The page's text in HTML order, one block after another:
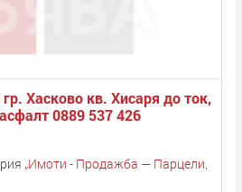
Хасково кв. Хисаря до ток,
0889 537 426
„Имоти - Продажба — Парцели,